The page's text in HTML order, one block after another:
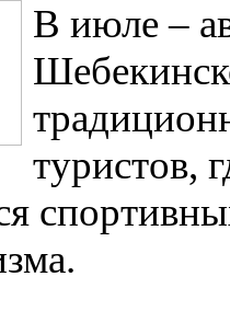
В июле –
туристов,